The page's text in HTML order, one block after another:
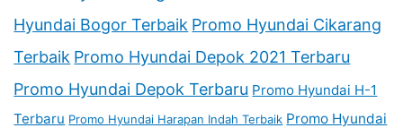
Hyundai Bogor Terbaik Promo Hyundai Cikarang
Terbaik Promo Hyundai Depok 2021 Terbaru
Promo Hyundai Depok Terbaru Promo Hyundai H-1
Terbaru Promo Hyundai Harapan Indah Terbaik Promo Hyundai